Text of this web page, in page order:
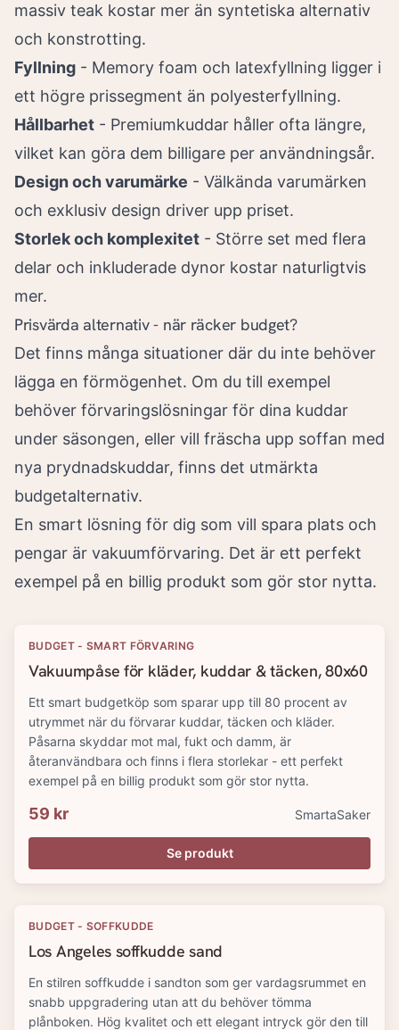
massiv teak kostar mer än syntetiska alternativ
och konstrotting.
Fyllning - Memory foam och latexfyllning ligger i
ett högre prissegment än polyesterfyllning.
Hållbarhet - Premiumkuddar håller ofta längre,
vilket kan göra dem billigare per användningsår.
Design och varumärke - Välkända varumärken
och exklusiv design driver upp priset.
Storlek och komplexitet - Större set med flera
delar och inkluderade dynor kostar naturligtvis
mer.
Prisvärda alternativ - när räcker budget?
Det finns många situationer där du inte behöver
lägga en förmögenhet. Om du till exempel
behöver förvaringslösningar för dina kuddar
under säsongen, eller vill fräscha upp soffan med
nya prydnadskuddar, finns det utmärkta
budgetalternativ.
En smart lösning för dig som vill spara plats och
pengar är vakuumförvaring. Det är ett perfekt
exempel på en billig produkt som gör stor nytta.
BUDGET - SMART FÖRVARING
Vakuumpåse för kläder, kuddar & täcken, 80x60
Ett smart budgetköp som sparar upp till 80 procent av
utrymmet när du förvarar kuddar, täcken och kläder.
Påsarna skyddar mot mal, fukt och damm, är
återanvändbara och finns i flera storlekar - ett perfekt
exempel på en billig produkt som gör stor nytta.
59 kr SmartaSaker
Se produkt
BUDGET - SOFFKUDDE
Los Angeles soffkudde sand
En stilren soffkudde i sandton som ger vardagsrummet en
snabb uppgradering utan att du behöver tömma
plånboken. Hög kvalitet och ett elegant intryck gör den till